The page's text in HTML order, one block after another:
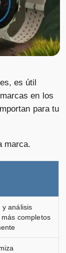
es útil
en los
para tu
marca.
y análisis
completos